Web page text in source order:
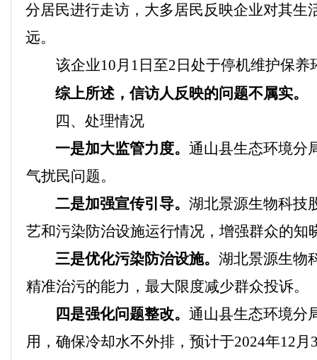
分居民进行走访，大多居民反映企业对其
远。
该企业10 月 1 日至2 日处于停机维护保养
综上所述，信访人反映的问题不属实。
四、 处理情况
一是加大监管力度。通山县生态环境分
气扰民问题。
二是加强宣传引导。湖北景源生物科技
艺和污染防治设施运行情况，增强群众的知
三是优化污染防治设施。湖北景源生物
精准治污的能力，最大限度减少群众投诉。
四是强化问题整改。通山县生态环境分
用，确保冷却水不外排，预计于2024年12 月